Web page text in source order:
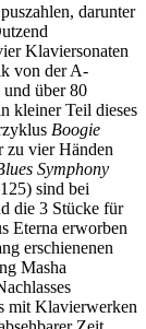
darunter
Klaviersonaten
von der A-
über 80
kleiner Teil dieses
Boogie
zu vier Händen
Symphony
sind bei
die 3 Stücke für
Eterna erworben
erschienenen
Masha
mit Klavierwerken